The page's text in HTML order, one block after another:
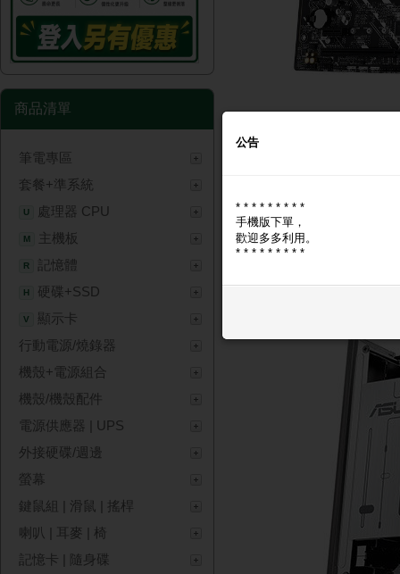
商品清單
筆電專區
套餐+準系統
U 處理器 CPU
M 主機板
R 記憶體
H 硬碟+SSD
V
顯示卡
行動電源/燒錄器
機殼+電源組合
機殼/機殼配件
電源供應器 | UPS
外接硬碟/週邊
螢幕
鍵鼠組 | 滑鼠 | 搖桿
喇叭 | 耳麥 | 椅
記憶卡 | 隨身碟
商品圖片
公告
* * * * * * * * *
手機版下單，
歡迎多多利用。
* * * * * * * * *